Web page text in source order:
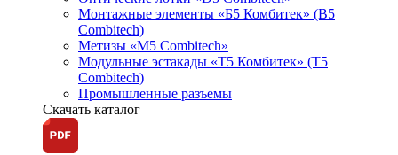
Монтажные элементы «Б5 Комбитек» (B5
Combitech)
Метизы «M5 Combitech»
Модульные эстакады «Т5 Комбитек» (T5
Combitech)
Промышленные разъемы
Скачать каталог